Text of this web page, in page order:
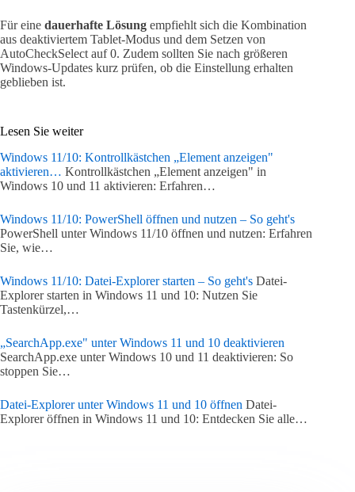
Für eine dauerhafte Lösung empfiehlt sich die Kombination
aus deaktiviertem Tablet-Modus und dem Setzen von
AutoCheckSelect auf 0. Zudem sollten Sie nach größeren
Windows-Updates kurz prüfen, ob die Einstellung erhalten
geblieben ist.
Lesen Sie weiter
Windows 11/10: Kontrollkästchen „Element anzeigen"
aktivieren… Kontrollkästchen „Element anzeigen" in
Windows 10 und 11 aktivieren: Erfahren…
Windows 11/10: PowerShell öffnen und nutzen – So geht's
PowerShell unter Windows 11/10 öffnen und nutzen: Erfahren
Sie, wie…
Windows 11/10: Datei-Explorer starten – So geht's Datei-
Explorer starten in Windows 11 und 10: Nutzen Sie
Tastenkürzel,…
„SearchApp.exe" unter Windows 11 und 10 deaktivieren
SearchApp.exe unter Windows 10 und 11 deaktivieren: So
stoppen Sie…
Datei-Explorer unter Windows 11 und 10 öffnen Datei-
Explorer öffnen in Windows 11 und 10: Entdecken Sie alle…